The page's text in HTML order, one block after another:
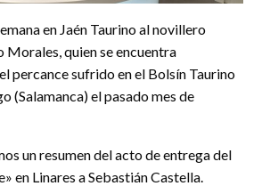
en Jaén Taurino al novillero
Morales, quien se encuentra
percance sufrido en el Bolsín Taurino
(Salamanca) el pasado mes de
un resumen del acto de entrega del
en Linares a Sebastián Castella.